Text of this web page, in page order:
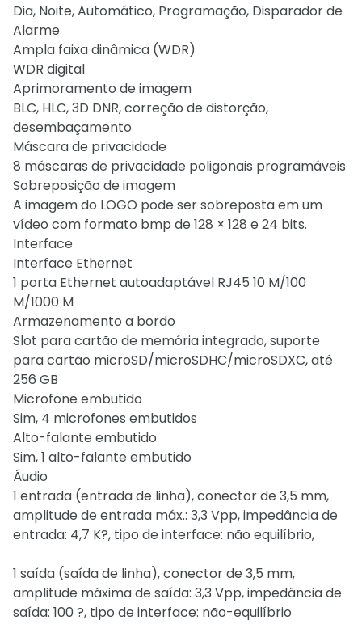
Dia, Noite, Automático, Programação, Disparador de
Alarme
Ampla faixa dinâmica (WDR)
WDR digital
Aprimoramento de imagem
BLC, HLC, 3D DNR, correção de distorção,
desembaçamento
Máscara de privacidade
8 máscaras de privacidade poligonais programáveis
Sobreposição de imagem
A imagem do LOGO pode ser sobreposta em um
vídeo com formato bmp de 128 × 128 e 24 bits.
Interface
Interface Ethernet
1 porta Ethernet autoadaptável RJ45 10 M/100
M/1000 M
Armazenamento a bordo
Slot para cartão de memória integrado, suporte
para cartão microSD/microSDHC/microSDXC, até
256 GB
Microfone embutido
Sim, 4 microfones embutidos
Alto-falante embutido
Sim, 1 alto-falante embutido
Áudio
1 entrada (entrada de linha), conector de 3,5 mm,
amplitude de entrada máx.: 3,3 Vpp, impedância de
entrada: 4,7 K?, tipo de interface: não equilíbrio,
1 saída (saída de linha), conector de 3,5 mm,
amplitude máxima de saída: 3,3 Vpp, impedância de
saída: 100 ?, tipo de interface: não-equilíbrio